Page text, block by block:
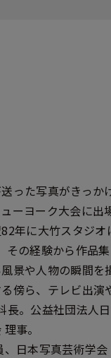
った写真がきっか
ーヨーク大会に出
年に大竹スタジ
その経験から作品
景や人物の瞬間を
傍ら、テレビ出演
長。公益社団法人
事。
日本写真芸術学会